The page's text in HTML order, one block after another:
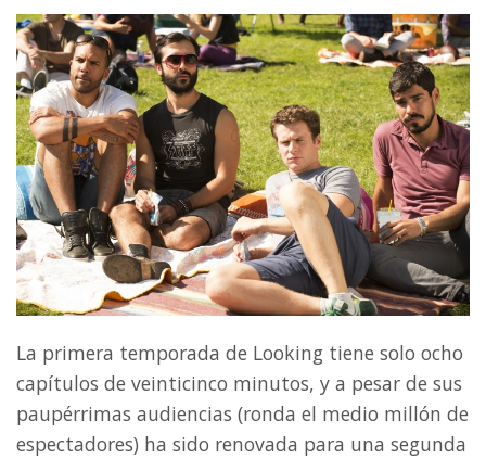
La primera temporada de Looking tiene solo ocho
capítulos de veinticinco minutos, y a pesar de sus
paupérrimas audiencias (ronda el medio millón de
espectadores) ha sido renovada para una segunda